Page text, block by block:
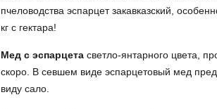
пчеловодства эспарцет закавказский,
кг с гектара!
Мед с эспарцета светло-янтарного цвета,
скоро. В севшем виде эспарцетовый мед
виду сало.